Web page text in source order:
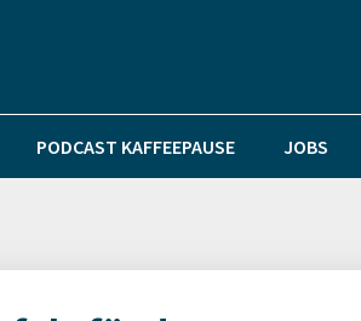
PODCAST KAFFEEPAUSE JOBS